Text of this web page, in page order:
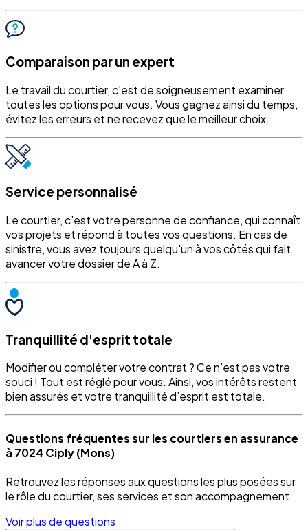
Comparaison par un expert
Le travail du courtier, c’est de soigneusement examiner
toutes les options pour vous. Vous gagnez ainsi du temps,
évitez les erreurs et ne recevez que le meilleur choix.
Service personnalisé
Le courtier, c’est votre personne de confiance, qui connaît
vos projets et répond à toutes vos questions. En cas de
sinistre, vous avez toujours quelqu'un à vos côtés qui fait
avancer votre dossier de A à Z.
Tranquillité d'esprit totale
Modifier ou compléter votre contrat ? Ce n'est pas votre
souci ! Tout est réglé pour vous. Ainsi, vos intérêts restent
bien assurés et votre tranquillité d’esprit est totale.
Questions fréquentes sur les courtiers en assurance
à 7024 Ciply (Mons)
Retrouvez les réponses aux questions les plus posées sur
le rôle du courtier, ses services et son accompagnement.
Voir plus de questions